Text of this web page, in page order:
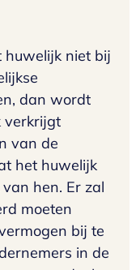
niet bij
dan wordt
verkrijgt
van de
het huwelijk
hen. Er zal
moeten
bij te
in de